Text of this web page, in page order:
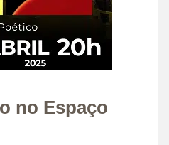
no Espaço